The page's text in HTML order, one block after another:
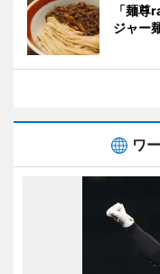
「麺
ジャー
ワ